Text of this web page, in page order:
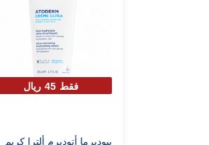
فقط 45 ريال
بيوديرما أتوديرم ألترا كريم